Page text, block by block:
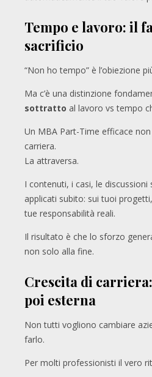
Tempo e lavoro: il
sacrificio
“Non ho tempo” è l’obiezione
Ma c’è una distinzione
sottratto al lavoro vs tempo
Un MBA Part-Time efficace
carriera.
La attraversa.
I contenuti, i casi, le
applicati subito: sui tuoi
tue responsabilità reali.
Il risultato è che lo sforzo
non solo alla fine.
Crescita di
poi esterna
Non tutti vogliono cambiare
farlo.
Per molti professionisti il vero